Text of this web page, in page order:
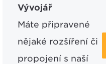
Vývojář
Máte připravené
nějaké rozšíření či
propojení s naší